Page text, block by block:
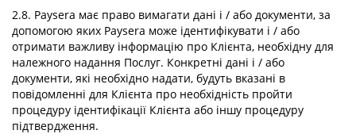
2.8. Paysera має право вимагати дані і / або документи, за
допомогою яких Paysera може ідентифікувати і / або
отримати важливу інформацію про Клієнта, необхідну для
належного надання Послуг. Конкретні дані і / або
документи, які необхідно надати, будуть вказані в
повідомленні для Клієнта про необхідність пройти
процедуру ідентифікації Клієнта або іншу процедуру
підтвердження.